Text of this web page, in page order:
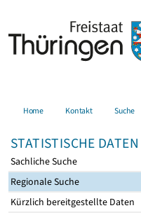
Home Kontakt Suche
STATISTISCHE DATEN
Sachliche Suche
Regionale Suche
Kürzlich bereitgestellte Daten